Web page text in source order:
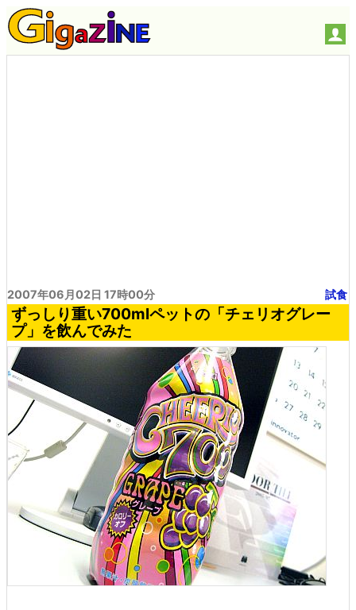
2007年06月02日 17時00分 試食
ずっしり重い700mlペットの「チェリオグレー
プ」を飲んでみた